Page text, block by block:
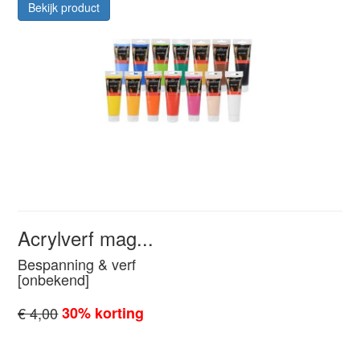
Bekijk product
Acrylverf mag...
Bespanning & verf
[onbekend]
€ 4,0030% korting